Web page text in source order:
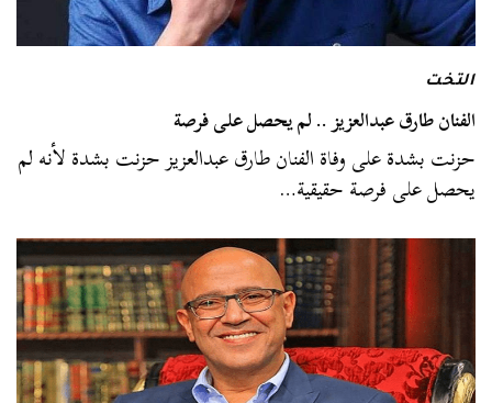
التخت
الفنان طارق عبدالعزيز .. لم يحصل على فرصة
حزنت بشدة على وفاة الفنان طارق عبدالعزيز حزنت بشدة لأنه لم
يحصل على فرصة حقيقية…